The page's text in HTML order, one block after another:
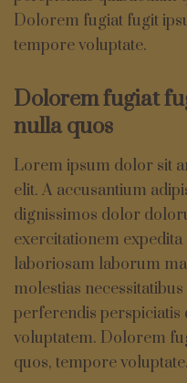
Dolorem fugiat fugit
tempore voluptate.
Dolorem fugiat
nulla quos
Lorem ipsum dolor sit
elit. A accusantium
dignissimos dolor
exercitationem
laboriosam laborum
molestias
perferendis perspiciatis
voluptatem. Dolorem
quos, tempore voluptate.